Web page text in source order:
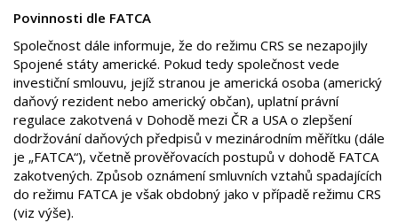
Povinnosti dle FATCA
Společnost dále informuje, že do režimu CRS se nezapojily
Spojené státy americké. Pokud tedy společnost vede
investiční smlouvu, jejíž stranou je americká osoba (americký
daňový rezident nebo americký občan), uplatní právní
regulace zakotvená v Dohodě mezi ČR a USA o zlepšení
dodržování daňových předpisů v mezinárodním měřítku (dále
je „FATCA“), včetně prověřovacích postupů v dohodě FATCA
zakotvených. Způsob oznámení smluvních vztahů spadajících
do režimu FATCA je však obdobný jako v případě režimu CRS
(viz výše).